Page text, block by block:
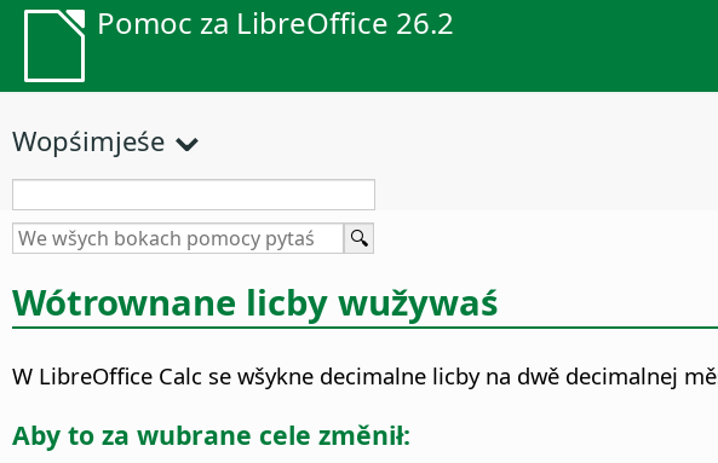
Pomoc za LibreOffice 26.2
Wopśimjeśe
Wótrownane licby wužywaś
W LibreOffice Calc se wšykne decimalne licby na dwě decimalnej
Aby to za wubrane cele změnił: